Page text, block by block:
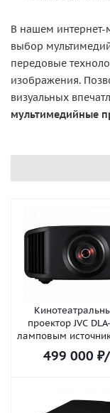
В нашем
выбор
передовые
изображения.
визуальных
мультимедийные
проектор JVC
ламповым
499 000 ₽